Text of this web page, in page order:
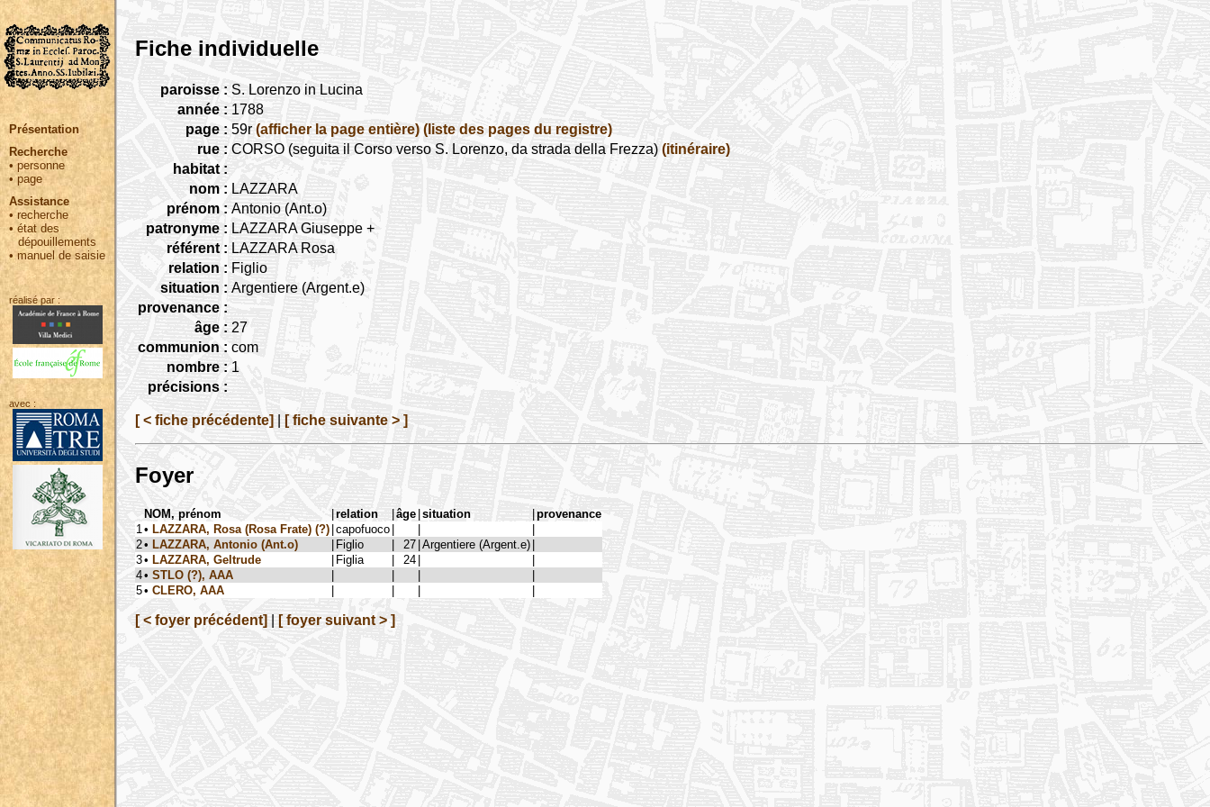
Présentation
Recherche
• personne
•page
Assistance
• recherche
•état des
dépouillements
•manuel de saisie
réalisé par :
avec :
Fiche individuelle
paroisse : S. Lorenzo in Lucina
année : 1788
page : 59r (afficher la page entière) (liste des pages du registre)
rue : CORSO (seguita il Corso verso S. Lorenzo, da strada della Frezza) (itinéraire)
habitat :
nom : LAZZARA
prénom : Antonio (Ant.o)
patronyme : LAZZARA Giuseppe +
référent : LAZZARA Rosa
relation : Figlio
situation : Argentiere (Argent.e)
provenance :
âge : 27
communion : com
nombre : 1
précisions :
[ < fiche précédente] [ fiche suivante > ]
Foyer
NOM, prénom |relation |âge |situation |provenance
1 • LAZZARA, Rosa (Rosa Frate) (?) |capofuoco | |
|
2• LAZZARA, Antonio (Ant.o) | Figlio | 27 |Argentiere (Argent.e) |
3• LAZZARA, Geltrude | Figlia | 24 |
|
4• STLO (?), AAA | | |
|
5• CLERO, AAA | | | |
[ < foyer précédent] [ foyer suivant > ]